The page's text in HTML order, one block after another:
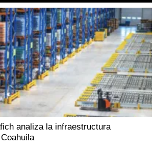
analiza la infraestructura